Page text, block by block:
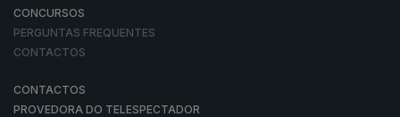
CONCURSOS
PERGUNTAS FREQUENTES
CONTACTOS
CONTACTOS
PROVEDORA DO TELESPECTADOR